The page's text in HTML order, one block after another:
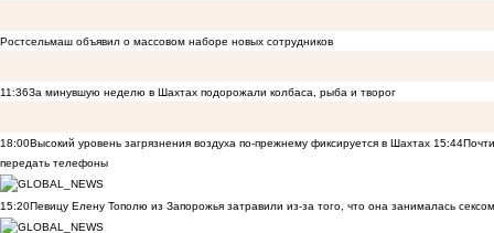
Ростсельмаш объявил о массовом наборе новых сотрудников
11:36За минувшую неделю в Шахтах подорожали колбаса, рыба и творог
18:00Высокий уровень загрязнения воздуха по-прежнему фиксируется в Шахтах 15:44
передать телефоны
15:20Певицу Елену Тополю из Запорожья затравили из-за того, что она занималась